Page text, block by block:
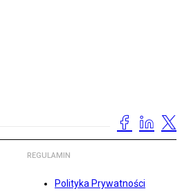
REGULAMIN
Polityka Prywatności